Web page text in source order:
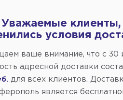
дисков,
206-8
Уважаемые клиенты,
условия
ваше внимание, что c 30
адресной доставки
для всех клиентов.
является